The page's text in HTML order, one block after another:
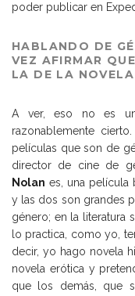
poder publicar en
HABLANDO DE
VEZ AFIRMAR
LA DE LA NOVELA
A ver, eso no es
razonablemente
películas que son de
director de cine de
Nolan es, una película
y las dos son grandes
género; en la literatura
lo practica, como yo,
decir, yo hago novela
novela erótica y
que los demás, que